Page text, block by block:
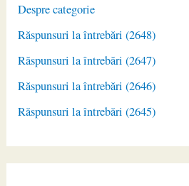
Despre categorie
Răspunsuri la întrebări (2648)
Răspunsuri la întrebări (2647)
Răspunsuri la întrebări (2646)
Răspunsuri la întrebări (2645)